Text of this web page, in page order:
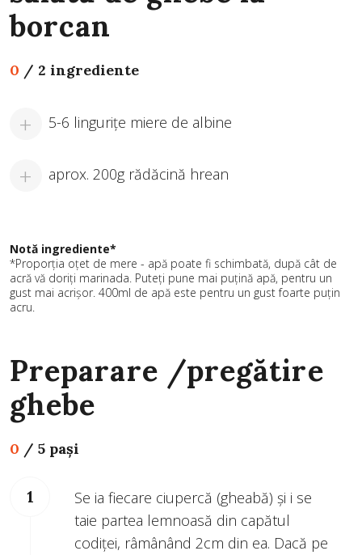
borcan
0 / 2 ingrediente
5-6 lingurițe miere de albine
aprox. 200g rădăcină hrean
Notă ingrediente*
*Proporția oțet de mere - apă poate fi schimbată, după cât de
acră vă doriți marinada. Puteți pune mai puțină apă, pentru un
gust mai acrișor. 400ml de apă este pentru un gust foarte puțin
acru.
Preparare /pregătire
ghebe
0 / 5 pași
Se ia fiecare ciupercă (gheabă) și i se
taie partea lemnoasă din capătul
codiței, râmânând 2cm din ea. Dacă pe